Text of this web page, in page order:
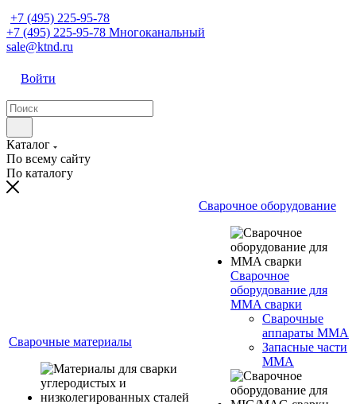
+7 (495) 225-95-78
+7 (495) 225-95-78 Многоканальный
sale@ktnd.ru
Войти
Каталог
По всему сайту
По каталогу
Сварочные материалы
Сварочное оборудование
Сварочное
оборудование для
MMA сварки
Сварочные
аппараты MMA
Запасные части
MMA